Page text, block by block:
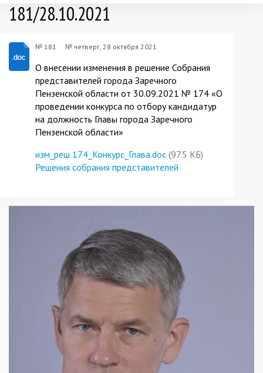
181/28.10.2021
№ 181 № четверг, 28 октября 2021
О внесении изменения в решение Собрания
представителей города Заречного
Пензенской области от 30.09.2021 № 174 «О
проведении конкурса по отбору кандидатур
на должность Главы города Заречного
Пензенской области»
изм_реш 174_Конкурс_Глава.doc (97.5 КБ)
Решения собрания представителей